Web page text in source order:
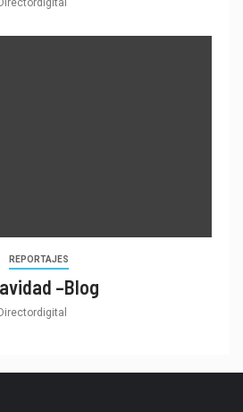
Directordigital
REPORTAJES
–Blog
Directordigital